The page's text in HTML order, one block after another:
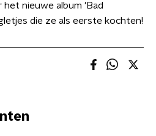
nieuwe album 'Bad
die ze als eerste kochten!